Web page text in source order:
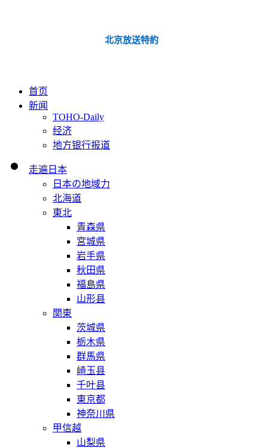
北京放送特約
首页
新闻
TOHO-Daily
经济
地方银行报道
走遍日本
日本の地域力
北海道
東北
青森県
宮城県
岩手県
秋田県
福島県
山形县
関東
茨城県
栃木県
群馬県
崎玉县
千叶县
東京都
神奈川県
甲信越
山梨県